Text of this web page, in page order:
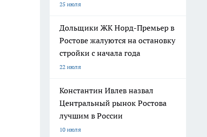
25 июля
Дольщики ЖК Норд-Премьер в
Ростове жалуются на остановку
стройки с начала года
22 июля
Константин Ивлев назвал
Центральный рынок Ростова
лучшим в России
10 июля